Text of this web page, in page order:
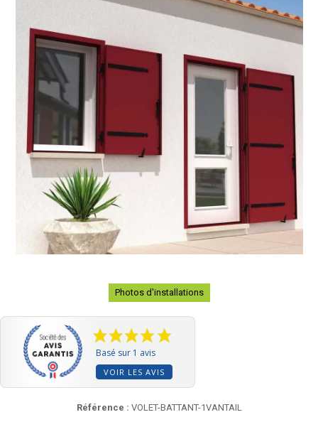
Photos d'installations
Basé sur 1 avis
VOIR LES AVIS
Référence : VOLET-BATTANT-1VANTAIL